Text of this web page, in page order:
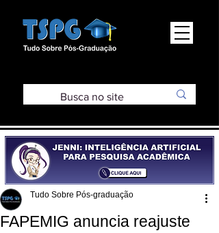
FAPEMIG anuncia reajuste
Tudo Sobre Pós-graduação